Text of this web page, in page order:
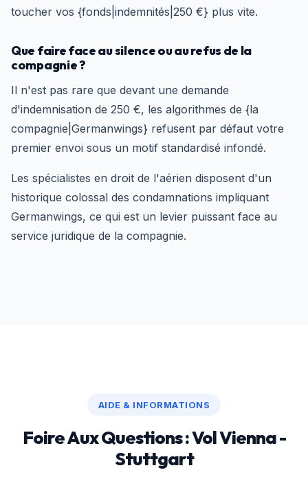
toucher vos {fonds|indemnités|250 €} plus vite.
Que faire face au silence ou au refus de la
compagnie ?
Il n'est pas rare que devant une demande
d'indemnisation de 250 €, les algorithmes de {la
compagnie|Germanwings} refusent par défaut votre
premier envoi sous un motif standardisé infondé.
Les spécialistes en droit de l'aérien disposent d'un
historique colossal des condamnations impliquant
Germanwings, ce qui est un levier puissant face au
service juridique de la compagnie.
AIDE & INFORMATIONS
Foire Aux Questions : Vol Vienna -
Stuttgart